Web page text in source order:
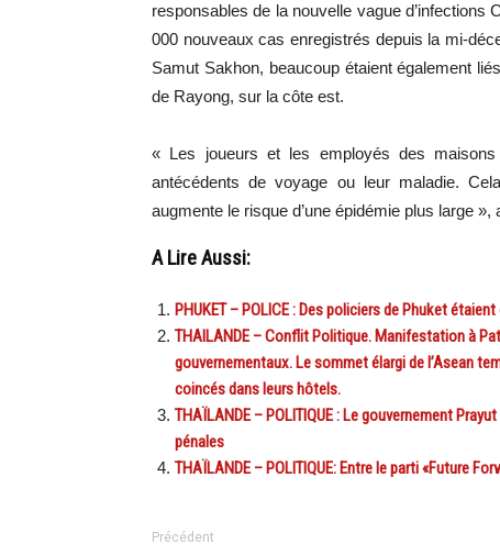
responsables de la nouvelle vague
000 nouveaux cas enregistrés depuis la mi-
Samut Sakhon, beaucoup étaient également
de Rayong, sur la côte est.
« Les joueurs et les employés des
antécédents de voyage ou leur maladie.
augmente le risque d’une épidémie plus large
A Lire Aussi:
PHUKET – POLICE : Des policiers de Phuket
THAILANDE – Conflit Politique. Manifestation à
gouvernementaux. Le sommet élargi de l’Asean
coincés dans leurs hôtels.
THAÏLANDE – POLITIQUE : Le gouvernement
pénales
THAÏLANDE – POLITIQUE: Entre le parti «Future
Précédent